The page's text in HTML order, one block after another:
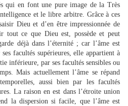
qui en font une pure image de la Très
et le libre arbitre. Grâce à ces
Dieu et d’en être impressionnée de
tout ce que Dieu est, possède et peut
déjà dans l’éternité ; car l’âme est
facultés supérieures, elle appartient à
inférieure, par ses facultés sensibles ou
Mais actuellement l’âme se répand
aussi bien par les facultés
La raison en est dans l’étroite union
la dispersion si facile, que l’âme est